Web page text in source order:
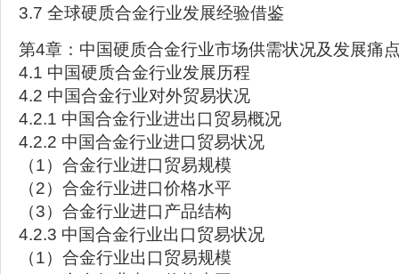
3.7 全球硬质合金行业发展经验借鉴
第4章：中国硬质合金行业市场供需状况及发展痛
4.1 中国硬质合金行业发展历程
4.2 中国合金行业对外贸易状况
4.2.1 中国合金行业进出口贸易概况
4.2.2 中国合金行业进口贸易状况
（1）合金行业进口贸易规模
（2）合金行业进口价格水平
（3）合金行业进口产品结构
4.2.3 中国合金行业出口贸易状况
（1）合金行业出口贸易规模